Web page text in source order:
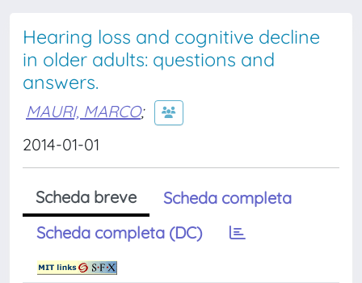
Hearing loss and cognitive decline
in older adults: questions and
answers.
MAURI, MARCO;
2014-01-01
Scheda breve
Scheda completa
Scheda completa (DC)